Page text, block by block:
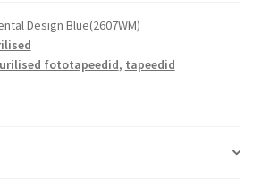
Design Blue(2607WM)
fototapeedid, tapeedid